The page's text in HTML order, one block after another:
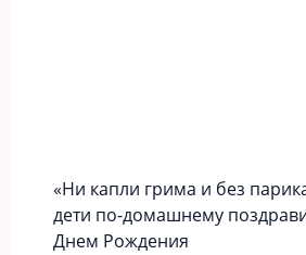
«Ни капли грима и без
дети по-домашнему
Днем Рождения